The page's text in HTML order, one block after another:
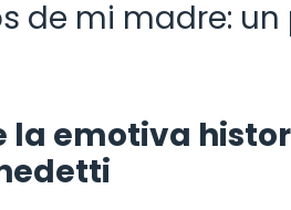
de mi madre:
la emotiva